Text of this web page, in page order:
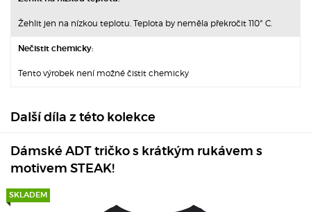
Žehlit jen na nízkou teplotu. Teplota by neměla překročit 110° C.
Nečistit chemicky:
Tento výrobek není možné čistit chemicky
Další díla z této kolekce
Dámské ADT tričko s krátkým rukávem s
motivem STEAK!
SKLADEM